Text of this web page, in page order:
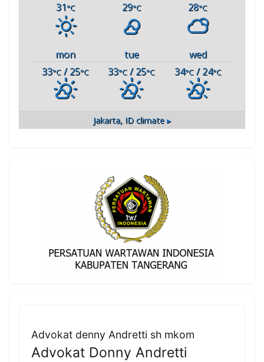
31°C 29°C 28°C
mon tue
wed
33°C / 25°C 33°C / 25°C 34°C/ 24°C
Jakarta, ID climate ▸
Advokat denny Andretti sh mkom
Advokat Donny Andretti